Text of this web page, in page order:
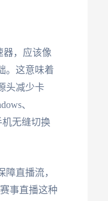
器，应该像
。这意味着
头减少卡
、
机无缝切换
直播流，
事直播这种